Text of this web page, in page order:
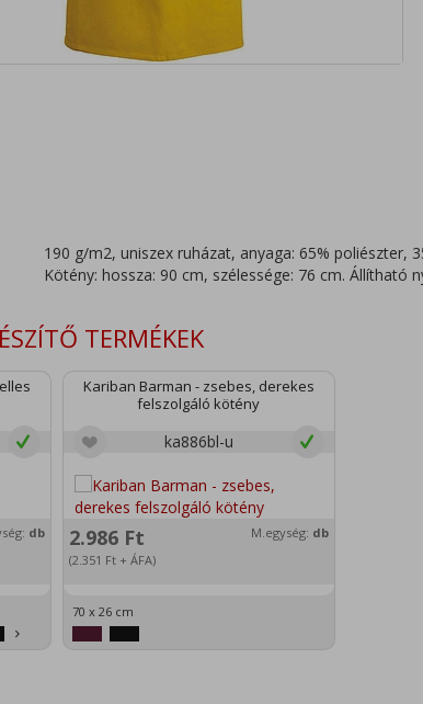
190 g/m2, uniszex ruházat, anyaga: 65% poliészter,
Kötény: hossza: 90 cm, szélessége: 76 cm. Állítható
TERMÉKEK
db
Kariban Barman - zsebes, derekes
felszolgáló kötény
ka886bl-u
2.986 Ft
(2.351 Ft+ ÁFA)
M.egység: db
70 x 26 cm